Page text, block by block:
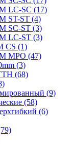
LC-SC (17)
ST-ST (4)
SC-ST (3)
LC-ST (3)
CS (1)
MPO (47)
(3)
(68)
(9)
(58)
(6)